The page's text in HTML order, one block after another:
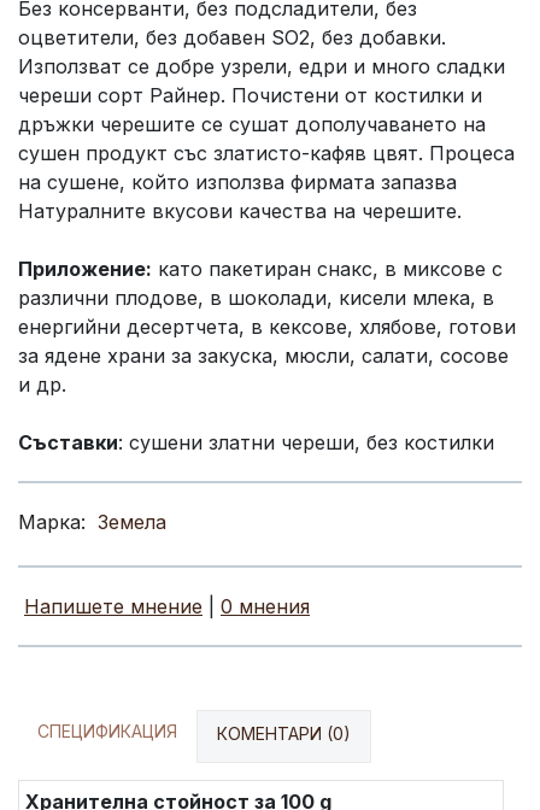
Без консерванти, без подсладители, без
оцветители, без добавен SO2, без добавки.
Използват се добре узрели, едри и много сладки
череши сорт Райнер. Почистени от костилки и
дръжки черешите се сушат дополучаването на
сушен продукт със златисто-кафяв цвят. Процеса
на сушене, който използва фирмата запазва
Натуралните вкусови качества на черешите.
Приложение: като пакетиран снакс, в миксове с
различни плодове, в шоколади, кисели млека, в
енергийни десертчета, в кексове, хлябове, готови
за ядене храни за закуска, мюсли, салати, сосове
и др.
Съставки: сушени златни череши, без костилки
Марка: Земела
Напишете мнение 0 мнения
СПЕЦИФИКАЦИЯ КОМЕНТАРИ (0)
Хранителна стойност за 100 g